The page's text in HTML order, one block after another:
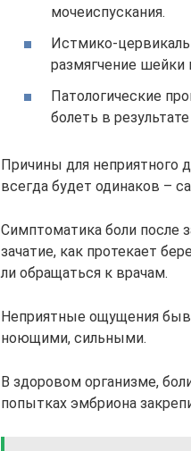
мочеиспускания.
Истмико-
размягчение шейки
Патологические
болеть в
Причины для неприятного
всегда будет одинаков –
Симптоматика боли после
зачатие, как протекает
ли обращаться к врачам.
Неприятные ощущения
ноющими, сильными.
В здоровом организме,
попытках эмбриона